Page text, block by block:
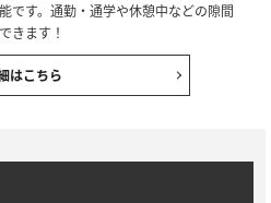
です。通勤・通学や休憩中などの隙間
きます！
はこちら